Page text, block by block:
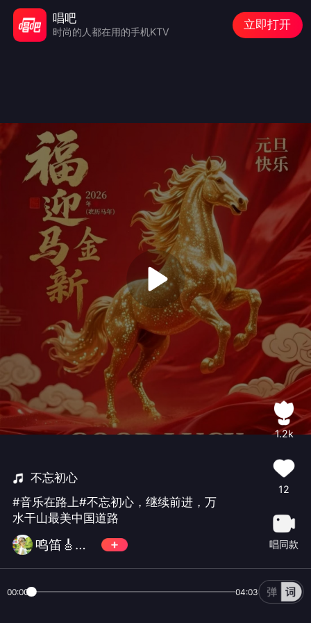
不忘初心
#音乐在路上#不忘初心，继续前进，万
水干山最美中国道路
鸣笛🎸海韵💦
1.2k
12
唱同款
00:00 04:03
唱吧
时尚的人都在用的手机KTV
立即打开